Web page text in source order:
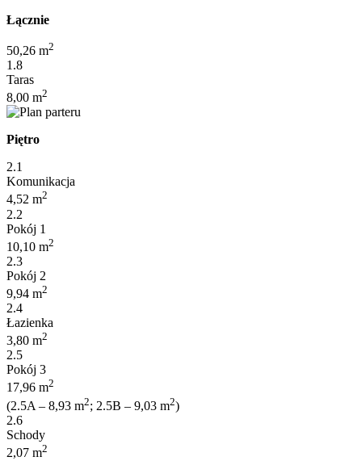
Łącznie
50,26 m2
1.8
Taras
8,00 m2
Piętro
2.1
Komunikacja
4,52 m2
2.2
Pokój 1
10,10 m2
2.3
Pokój 2
9,94 m2
2.4
Łazienka
3,80 m2
2.5
Pokój 3
17,96 m2
(2.5A – 8,93 m2; 2.5B – 9,03 m2)
2.6
Schody
2,07 m2